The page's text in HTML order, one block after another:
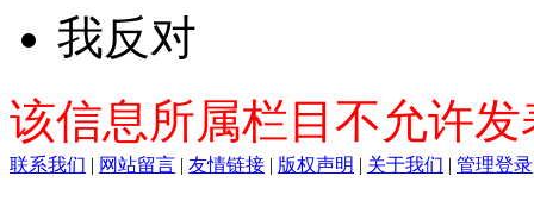
我反对
该信息所属栏目不允许
联系我们 | 网站留言 | 友情链接 | 版权声明 | 关于我们 | 管理登录